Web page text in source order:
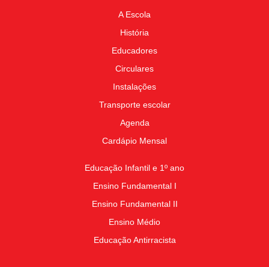
A Escola
História
Educadores
Circulares
Instalações
Transporte escolar
Agenda
Cardápio Mensal
Educação Infantil e 1º ano
Ensino Fundamental I
Ensino Fundamental II
Ensino Médio
Educação Antirracista